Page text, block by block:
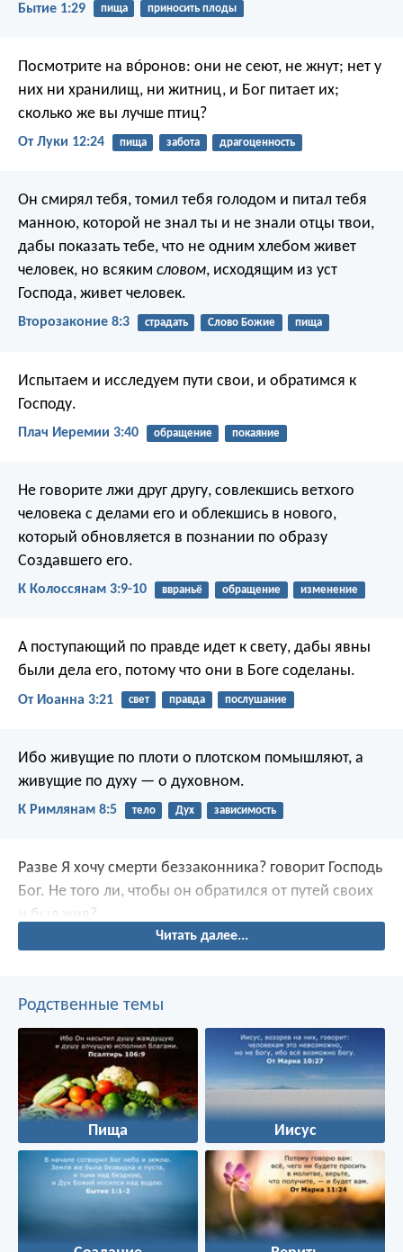
Бытие 1:29 пища приносить плоды
Посмотрите на во́ронов: они не сеют, не жнут; нет у
них ни хранилищ, ни житниц, и Бог питает их;
сколько же вы лучше птиц?
От Луки 12:24 пища забота драгоценность
Он смирял тебя, томил тебя голодом и питал тебя
манною, которой не знал ты и не знали отцы твои,
дабы показать тебе, что не одним хлебом живет
человек, но всяким словом, исходящим из уст
Господа, живет человек.
Второзаконие 8:3 страдать Слово Божие пища
Испытаем и исследуем пути свои, и обратимся к
Господу.
Плач Иеремии 3:40 обращение покаяние
Не говорите лжи друг другу, совлекшись ветхого
человека с делами его и облекшись в нового,
который обновляется в познании по образу
Создавшего его.
К Колоссянам 3:9-10 ввраньё обращение изменение
А поступающий по правде идет к свету, дабы явны
были дела его, потому что они в Боге соделаны.
От Иоанна 3:21 свет правда послушание
Ибо живущие по плоти о плотском помышляют, а
живущие по духу — о духовном.
К Римлянам 8:5 тело Дух зависимость
Разве Я хочу смерти беззаконника? говорит Господь
Бог. Не того ли, чтобы он обратился от путей своих
и был жив?
Читать далее...
Родственные темы
Пища Иисус